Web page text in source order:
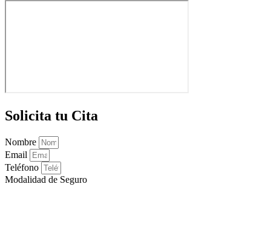
Solicita tu Cita
Nombre
Email
Teléfono
Modalidad de Seguro